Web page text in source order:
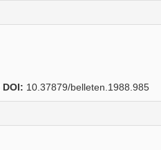
DOI: 10.37879/belleten.1988.985